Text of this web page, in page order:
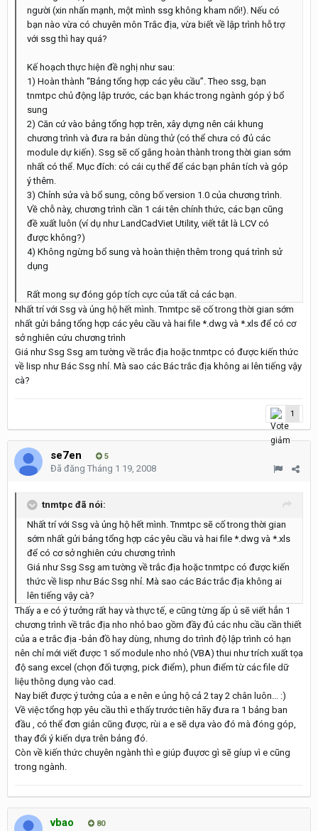
người (xin nhấn mạnh, một mình ssg không kham nổi!). Nếu có
bạn nào vừa có chuyên môn Trắc địa, vừa biết về lập trình hỗ trợ
với ssg thì hay quá?
Kế hoạch thực hiện đề nghị như sau:
1) Hoàn thành “Bảng tổng hợp các yêu cầu”. Theo ssg, bạn
tnmtpc chủ động lập trước, các bạn khác trong ngành góp ý bổ
sung
2) Căn cứ vào bảng tổng hợp trên, xây dựng nên cái khung
chương trình và đưa ra bản dùng thử (có thể chưa có đủ các
module dự kiến). Ssg sẽ cố gắng hoàn thành trong thời gian sớm
nhất có thể. Mục đích: có cái cụ thể để các bạn phân tích và góp
ý thêm.
3) Chỉnh sửa và bổ sung, công bố version 1.0 của chương trình.
Về chỗ này, chương trình cần 1 cái tên chính thức, các bạn cũng
đề xuất luôn (ví dụ như LandCadViet Utility, viết tắt là LCV có
được không?)
4) Không ngừng bổ sung và hoàn thiện thêm trong quá trình sử
dụng
Rất mong sự đóng góp tích cực của tất cả các bạn.
Nhất trí với Ssg và ủng hộ hết mình. Tnmtpc sẽ cố trong thời gian sớm
nhất gửi bảng tổng hợp các yêu cầu và hai file *.dwg và *.xls để có cơ
sở nghiên cứu chương trình
Giá như Ssg Ssg am tường về trắc địa hoặc tnmtpc có được kiến thức
về lisp như Bác Ssg nhỉ. Mà sao các Bác trắc địa không ai lên tiếng vậy
cà?
1
se7en 5
Đã đăng Tháng 1 19, 2008
tnmtpc đã nói:
Nhất trí với Ssg và ủng hộ hết mình. Tnmtpc sẽ cố trong thời gian
sớm nhất gửi bảng tổng hợp các yêu cầu và hai file *.dwg và *.xls
để có cơ sở nghiên cứu chương trình
Giá như Ssg Ssg am tường về trắc địa hoặc tnmtpc có được kiến
thức về lisp như Bác Ssg nhỉ. Mà sao các Bác trắc địa không ai
lên tiếng vậy cà?
Thấy a e có ý tưởng rất hay và thực tế, e cũng từng ấp ủ sẽ viết hẳn 1
chương trình về trắc địa nho nhỏ bao gồm đầy đủ các nhu cầu cần thiết
của a e trắc địa -bản đồ hay dùng, nhưng do trình độ lập trình có hạn
nên chỉ mới viết được 1 số module nho nhỏ (VBA) thui như trích xuất tọa
độ sang excel (chọn đối tượng, pick điểm), phun điểm từ các file dữ
liệu thông dụng vào cad.
Nay biết được ý tưởng của a e nên e ủng hộ cả 2 tay 2 chân luôn... :)
Về việc tổng hợp yêu cầu thì e thấy trước tiên hãy đưa ra 1 bảng ban
đầu , có thể đơn giản cũng được, rùi a e sẽ dựa vào đó mà đóng góp,
thay đổi ý kiến dựa trên bảng đó.
Còn về kiến thức chuyên ngành thì e giúp đuựơc gì sẽ gíup vì e cũng
trong ngành.
vbao 80